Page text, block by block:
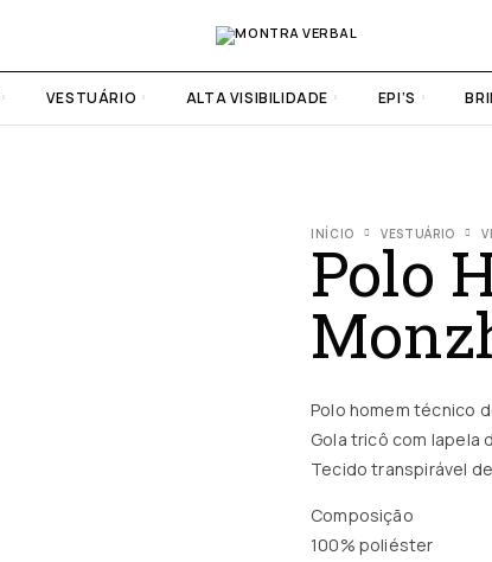
VESTUÁRIO ALTA VISIBILIDADE EPI’S
INÍCIO VESTUÁRIO
Polo
Polo homem técnico
Gola tricô com lapela
Tecido transpirável
Composição
100% poliéster